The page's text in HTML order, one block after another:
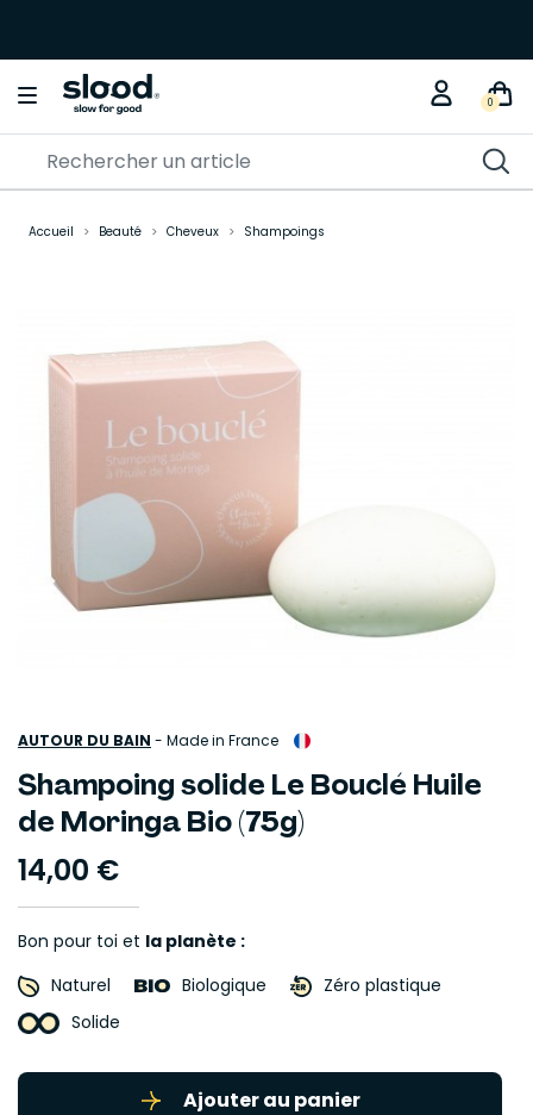
0
Accueil Beauté Cheveux Shampoings
AUTOUR DU BAIN - Made in France
Shampoing solide Le Bouclé Huile
de Moringa Bio (75g)
14,00 €
Bon pour toi et la planète :
Naturel
Biologique
Zéro plastique
Solide
Ajouter au panier